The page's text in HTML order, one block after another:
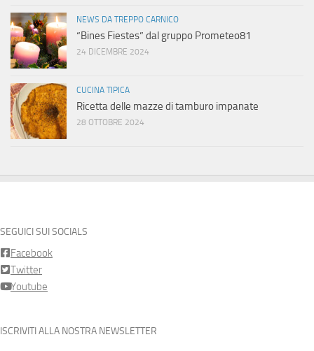
NEWS DA TREPPO CARNICO
“Bines Fiestes” dal gruppo Prometeo81
24 DICEMBRE 2024
CUCINA TIPICA
Ricetta delle mazze di tamburo impanate
28 OTTOBRE 2024
SEGUICI SUI SOCIALS
Facebook
Twitter
Youtube
ISCRIVITI ALLA NOSTRA NEWSLETTER